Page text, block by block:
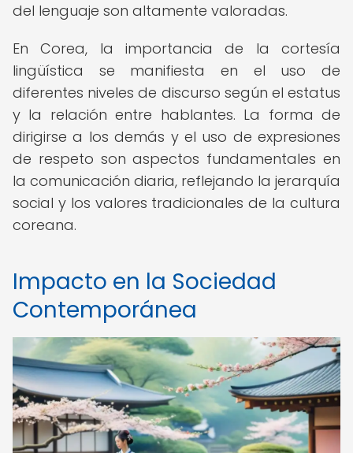
del lenguaje son altamente valoradas.
En Corea, la importancia de la cortesía
lingüística se manifiesta en el uso de
diferentes niveles de discurso según el estatus
y la relación entre hablantes. La forma de
dirigirse a los demás y el uso de expresiones
de respeto son aspectos fundamentales en
la comunicación diaria, reflejando la jerarquía
social y los valores tradicionales de la cultura
coreana.
Impacto en la Sociedad
Contemporánea